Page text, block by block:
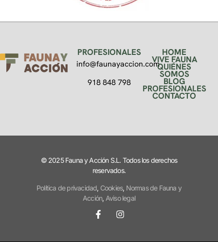
PROFESIONALES
info@faunayaccion.com
918 848 798
HOME
VIVE FAUNA
QUIÉNES
SOMOS
BLOG
PROFESIONALES
CONTACTO
© 2025 Fauna y Acción S.L. Todos los derechos
reservados.
Política de privacidad, Cookies, Normas de Fauna y
Acción, Aviso legal